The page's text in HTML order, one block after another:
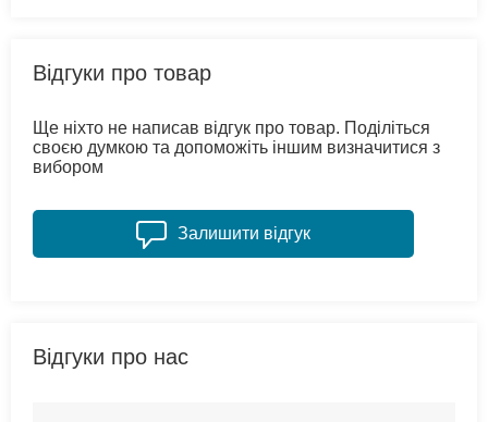
Відгуки про товар
Ще ніхто не написав відгук про товар. Поділіться
своєю думкою та допоможіть іншим визначитися з
вибором
Залишити відгук
Відгуки про нас